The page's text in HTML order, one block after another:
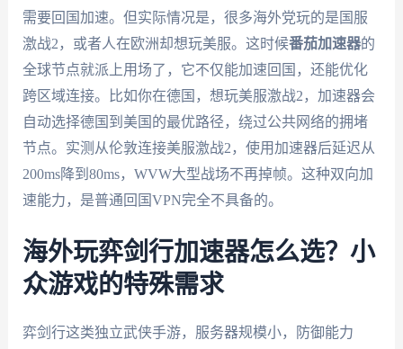
需要回国加速。但实际情况是，很多海外党玩的是国服
激战2，或者人在欧洲却想玩美服。这时候番茄加速器的
全球节点就派上用场了，它不仅能加速回国，还能优化
跨区域连接。比如你在德国，想玩美服激战2，加速器会
自动选择德国到美国的最优路径，绕过公共网络的拥堵
节点。实测从伦敦连接美服激战2，使用加速器后延迟从
200ms降到80ms，WVW大型战场不再掉帧。这种双向加
速能力，是普通回国VPN完全不具备的。
海外玩弈剑行加速器怎么选？小
众游戏的特殊需求
弈剑行这类独立武侠手游，服务器规模小，防御能力